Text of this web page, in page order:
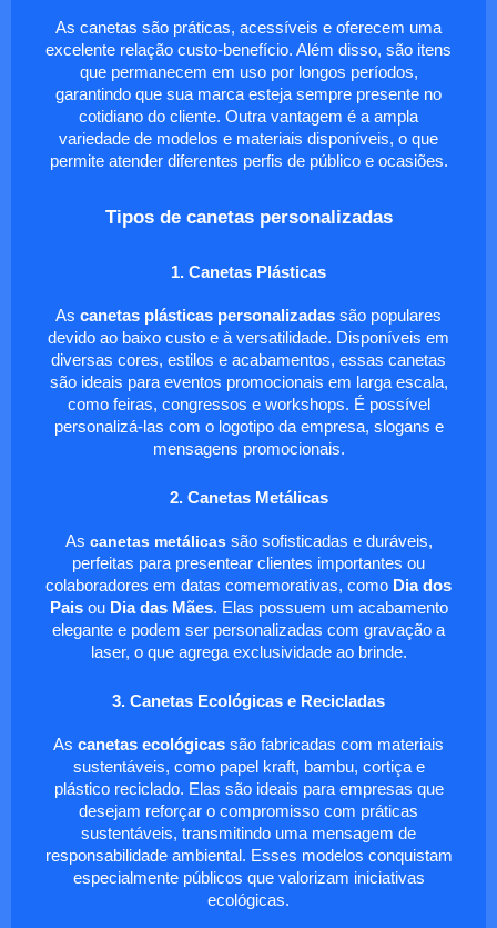
As canetas são práticas, acessíveis e oferecem uma
excelente relação custo-benefício. Além disso, são itens
que permanecem em uso por longos períodos,
garantindo que sua marca esteja sempre presente no
cotidiano do cliente. Outra vantagem é a ampla
variedade de modelos e materiais disponíveis, o que
permite atender diferentes perfis de público e ocasiões.
Tipos de canetas personalizadas
1. Canetas Plásticas
As canetas plásticas personalizadas são populares
devido ao baixo custo e à versatilidade. Disponíveis em
diversas cores, estilos e acabamentos, essas canetas
são ideais para eventos promocionais em larga escala,
como feiras, congressos e workshops. É possível
personalizá-las com o logotipo da empresa, slogans e
mensagens promocionais.
2. Canetas Metálicas
As canetas metálicassão sofisticadas e duráveis,
perfeitas para presentear clientes importantes ou
colaboradores em datas comemorativas, como Dia dos
Paisou Dia das Mães. Elas possuem um acabamento
elegante e podem ser personalizadas com gravação a
laser, o que agrega exclusividade ao brinde.
3. Canetas Ecológicas e Recicladas
As canetas ecológicas são fabricadas com materiais
sustentáveis, como papel kraft, bambu, cortiça e
plástico reciclado. Elas são ideais para empresas que
desejam reforçar o compromisso com práticas
sustentáveis, transmitindo uma mensagem de
responsabilidade ambiental. Esses modelos conquistam
especialmente públicos que valorizam iniciativas
ecológicas.